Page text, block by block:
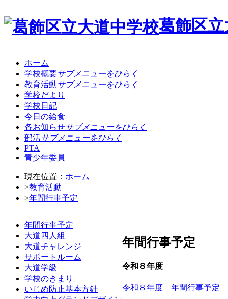
葛飾区
ホーム
学校概要サブメニューをひらく
教育活動サブメニューをひらく
学校だより
学校日記
今日の給食
各お知らせサブメニューをひらく
部活サブメニューをひらく
PTA
青少年委員
現在位置： ホーム
>教育活動
>年間行事予定
年間行事予定
大道四人組
大道チャレンジ
サポートルーム
大道学級
学校のきまり
いじめ防止基本方針
年間行事予定
令和８年度
令和８年度 年間行事予定